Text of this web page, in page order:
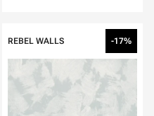
REBEL WALLS -17%